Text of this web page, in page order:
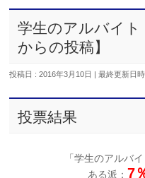
学生のアルバイト
からの投稿】
投稿日 : 2016年3月10日 最終更新日
投票結果
「学生のアルバ
ある派： 7